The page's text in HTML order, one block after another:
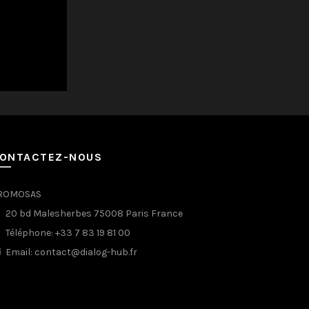
NOUS
20 bd Malesherbes 75008 Paris France
Téléphone: +33 7 83 19 81 00
Email: contact@dialog-hub.fr